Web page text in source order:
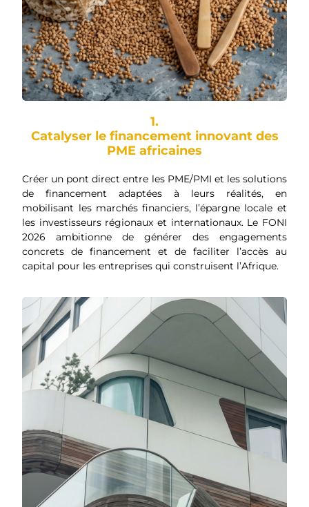
1.
Catalyser le financement innovant des
PME africaines
Créer un pont direct entre les PME/PMI et les solutions
de financement adaptées à leurs réalités, en
mobilisant les marchés financiers, l’épargne locale et
les investisseurs régionaux et internationaux. Le FONI
2026 ambitionne de générer des engagements
concrets de financement et de faciliter l’accès au
capital pour les entreprises qui construisent l’Afrique.